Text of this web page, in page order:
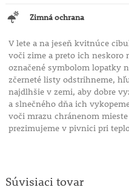
Zimná ochrana
V lete a na jeseň kvitnúce
voči zime a preto ich neskoro
označené symbolom lopatky
zčerneté listy odstrihneme,
najdlhšie v zemi, aby dobre
a slnečného dňa ich
voči mrazu chránenom
prezimujeme v pivnici pri
Súvisiaci tovar